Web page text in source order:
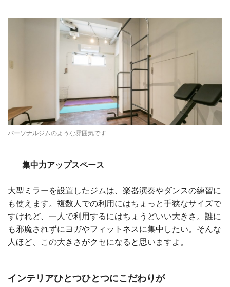
パーソナルジムのような雰囲気です
集中力アップスペース
大型ミラーを設置したジムは、楽器演奏やダンスの練習に
も使えます。複数人での利用にはちょっと手狭なサイズで
すけれど、一人で利用するにはちょうどいい大きさ。誰に
も邪魔されずにヨガやフィットネスに集中したい。そんな
人ほど、この大きさがクセになると思いますよ。
インテリアひとつひとつにこだわりが